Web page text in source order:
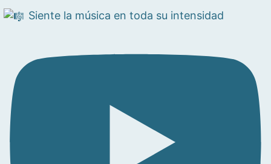
Siente la música en toda su intensidad